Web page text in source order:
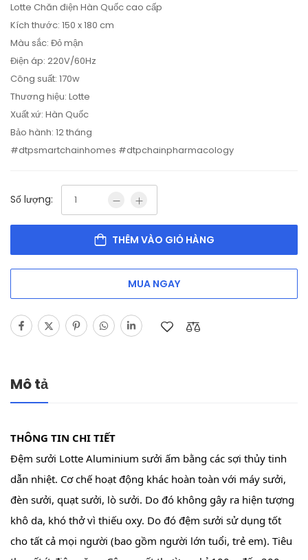
Lotte Chăn điện Hàn Quốc cao cấp
Kích thước: 150 x 180 cm
Màu sắc: Đỏ mận
Điện áp: 220V/60Hz
Công suất: 170w
Thương hiệu: Lotte
Xuất xứ: Hàn Quốc
Bảo hành: 12 tháng
#dtpsmartchainhomes #dtpchainpharmacology
Số lượng:
THÊM VÀO GIỎ HÀNG
MUA NGAY
Mô tả
THÔNG TIN CHI TIẾT
Đệm sưởi Lotte Aluminium sưởi ấm bằng các sợi thủy tinh
dẫn nhiệt. Cơ chế hoạt động khác hoàn toàn với máy sưởi,
đèn sưởi, quạt sưởi, lò sưởi. Do đó không gây ra hiện tượng
khô da, khó thở vì thiếu oxy. Do đó đệm sưởi sử dụng tốt
cho tất cả mọi người (bao gồm người lớn tuổi, trẻ em). Tiêu